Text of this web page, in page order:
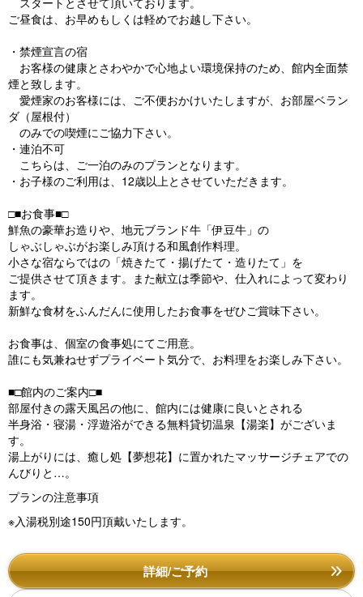
ご昼食は、お早めもしくは軽めでお越し下さい。
・禁煙宣言の宿
お客様の健康とさわやかで心地よい環境保持のため、館内全面禁
煙と致します。
愛煙家のお客様には、ご不便おかけいたしますが、お部屋ベラン
ダ（屋根付）
のみでの喫煙にご協力下さい。
・連泊不可
こちらは、ご一泊のみのプランとなります。
・お子様のご利用は、12歳以上とさせていただきます。
□■お食事■□
鮮魚の豪華お造りや、地元ブランド牛「伊豆牛」の
しゃぶしゃぶがお楽しみ頂ける和風創作料理。
小さな宿ならではの「焼きたて・揚げたて・造りたて」を
ご提供させて頂きます。また献立は季節や、仕入れによって変わり
ます。
新鮮な食材をふんだんに使用したお食事をぜひご賞味下さい。
お食事は、個室の食事処にてご用意。
誰にも気兼ねせずプライベート気分で、お料理をお楽しみ下さい。
■□館内のご案内□■
部屋付きの露天風呂の他に、館内には健康に良いとされる
半身浴・寝湯・浮遊浴ができる無料貸切温泉【湯楽】がございま
す。
湯上がりには、癒し処【夢想花】に置かれたマッサージチェアでの
んびりと…。
プランの注意事項
※入湯税別途150円頂戴いたします。
詳細/ご予約